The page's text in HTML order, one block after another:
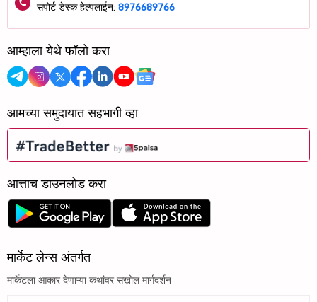
सपोर्ट डेस्क हेल्पलाईन: 8976689766
आम्हाला येथे फॉलो करा
आमच्या समुदायात सहभागी व्हा
आत्ताच डाउनलोड करा
मार्केट लेन्स अंतर्गत
मार्केटला आकार देणाऱ्या कथांवर सखोल मार्गदर्शन